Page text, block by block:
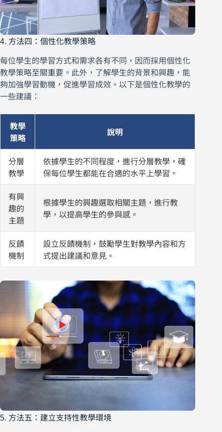
4. 方法四：個性化教學策略
每位學生的學習方式和需求各有不同，因而採用個性化
教學策略至關重要。此外，了解學生的背景和興趣，能
夠加強學習動機，促進學習成效。以下是個性化教學的
一些建議：
教學
策略
說明
分層
教學
依據學生的不同程度，進行分層教學，確
保每位學生都能在合適的水平上學習。
有興
趣的
主題
根據學生的興趣選取相關主題，進行教
學，以提高學生的參與感。
反饋
機制
設立反饋機制，鼓勵學生對教學內容和方
式提出建議和意見。
5. 方法五：建立支持性教學環境